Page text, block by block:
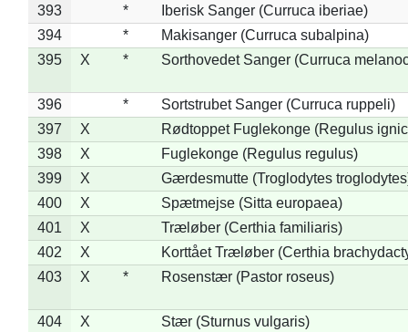
393 *
Iberisk Sanger (Curruca iberiae)
394
*
Makisanger (Curruca subalpina)
395
X * Sorthovedet Sanger (Curruca
396 *
Sortstrubet Sanger (Curruca ruppeli)
397
X
Rødtoppet Fuglekonge (Regulus
398
X
Fuglekonge (Regulus regulus)
399
X
Gærdesmutte (Troglodytes
400
X
Spætmejse (Sitta europaea)
401
X
Træløber (Certhia familiaris)
402
X
Korttået Træløber (Certhia
403
X * Rosenstær (Pastor roseus)
404 X
Stær (Sturnus vulgaris)